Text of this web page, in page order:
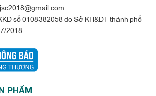
số 0108382058 do Sở KH&ĐT thành phố
2018
PHẨM